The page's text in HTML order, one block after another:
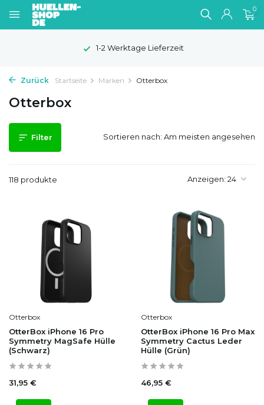
0
100 Tage Widerrufsrecht
Zurück Startseite Marken Otterbox
Otterbox
Filter
118 produkte Anzeigen:
Sortieren nach:
Otterbox
OtterBox iPhone 16 Pro
Symmetry MagSafe Hülle
(Schwarz)
31,95 €
Otterbox
OtterBox iPhone 16 Pro Max
Symmetry Cactus Leder
Hülle (Grün)
46,95 €